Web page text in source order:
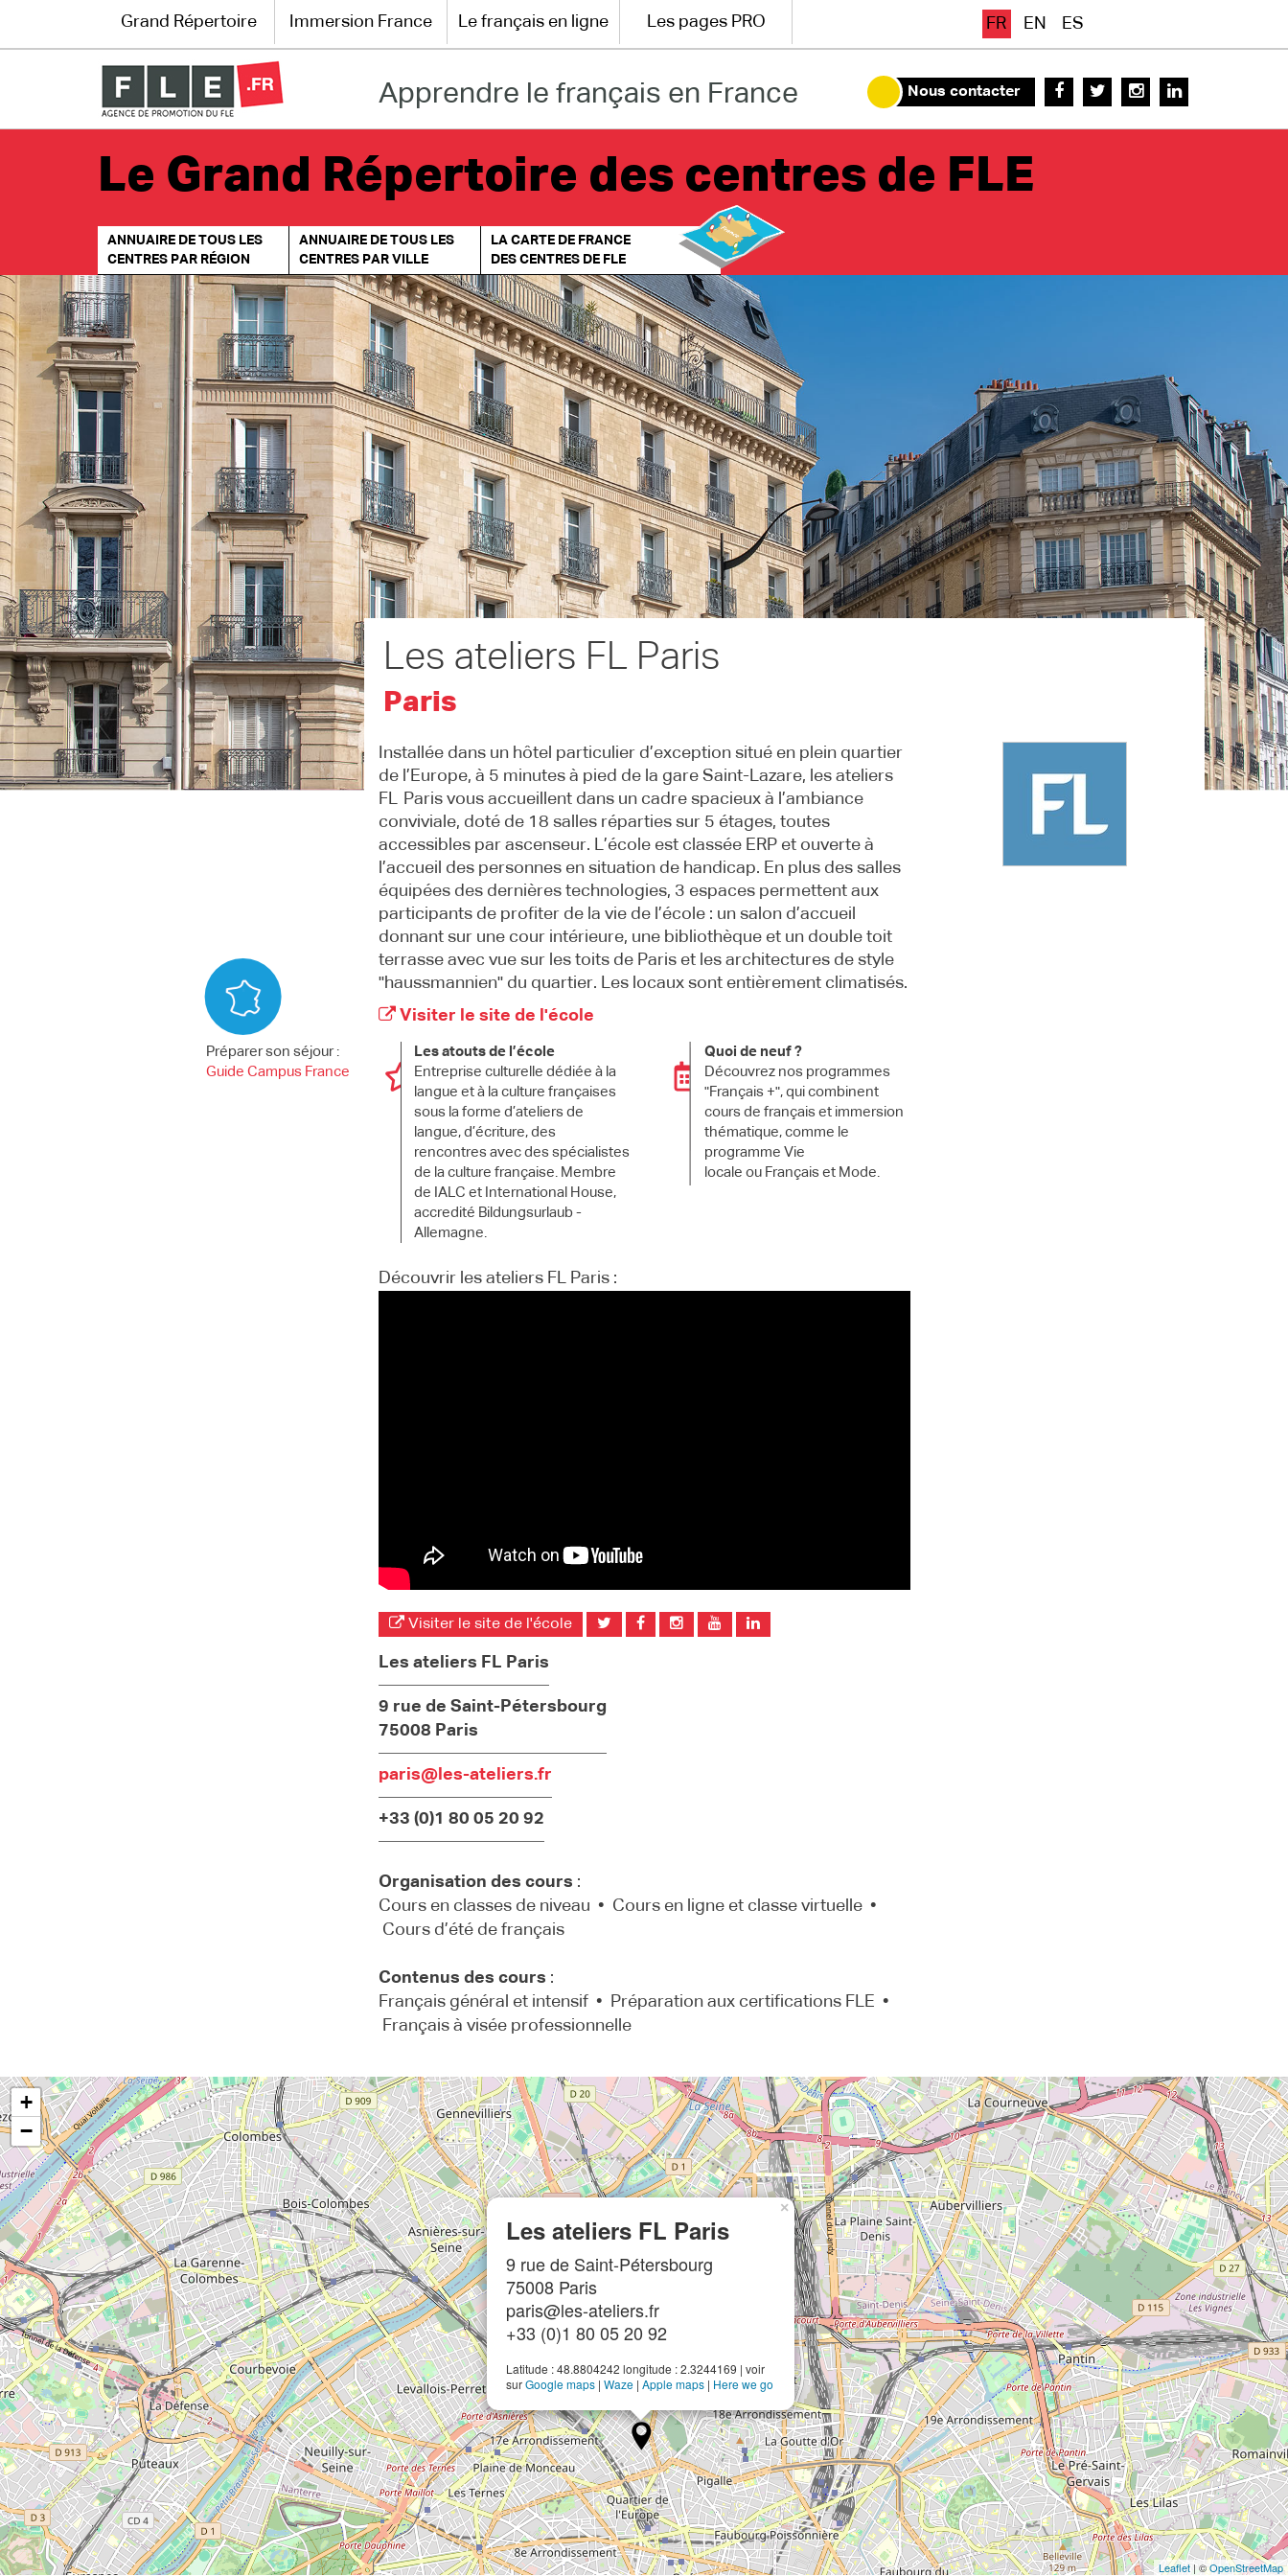
Grand Répertoire
Immersion France
Les pages PRO
Grand Répertoire Immersion France Le français en ligne Les pages PRO FR EN ES
Apprendre le français en France Nous contacter
Le Grand Répertoire des centres de FLE
ANNUAIRE DE TOUS LES
CENTRES PAR RÉGION
ANNUAIRE DE TOUS LES
CENTRES PAR VILLE
LA CARTE DE FRANCE
DES CENTRES DE FLE
Les ateliers FL Paris
Paris
Installée dans un hôtel particulier d’exception situé en plein quartier
de l’Europe, à 5 minutes à pied de la gare Saint-Lazare, les ateliers
FL Paris vous accueillent dans un cadre spacieux à l’ambiance
conviviale, doté de 18 salles réparties sur 5 étages, toutes
accessibles par ascenseur. L’école est classée ERP et ouverte à
l’accueil des personnes en situation de handicap. En plus des salles
équipées des dernières technologies, 3 espaces permettent aux
participants de profiter de la vie de l’école : un salon d’accueil
donnant sur une cour intérieure, une bibliothèque et un double toit
terrasse avec vue sur les toits de Paris et les architectures de style
"haussmannien" du quartier. Les locaux sont entièrement climatisés.
Visiter le site de l'école
Préparer son séjour :
Guide Campus France
Les atouts de l’école
Entreprise culturelle dédiée à la
langue et à la culture françaises
sous la forme d’ateliers de
langue, d’écriture, des
rencontres avec des spécialistes
de la culture française. Membre
de IALC et International House,
accredité Bildungsurlaub -
Allemagne.
Quoi de neuf ?
Découvrez nos programmes
"Français +", qui combinent
cours de français et immersion
thématique, comme le
programme Vie
locale ou Français et Mode.
Découvrir les ateliers FL Paris :
Visiter le site de l'école
Les ateliers FL Paris
9 rue de Saint-Pétersbourg
75008 Paris
paris@les-ateliers.fr
+33 (0)1 80 05 20 92
Organisation des cours :
Cours en classes de niveau • Cours en ligne et classe virtuelle •
Cours d’été de français
Contenus des cours :
Français général et intensif • Préparation aux certifications FLE •
Français à visée professionnelle
Les ateliers FL Paris
9 rue de Saint-Pétersbourg
75008 Paris
paris@les-ateliers.fr
+33 (0)1 80 05 20 92
Latitude : 48.8804242 longitude : 2.3244169 | voir
surGoogle maps | Waze | Apple maps | Here we go
×
+
−
Leaflet | ©OpenStreetMap